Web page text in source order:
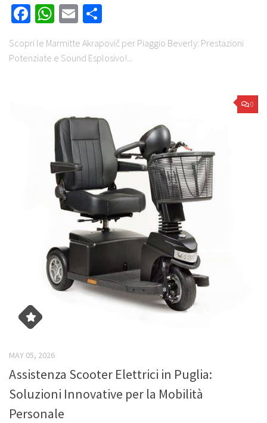
Facebook
WhatsApp
Email
Scopri le Marmitte Akrapovič per Piaggio Beverly: Prestazioni
Potenziate e Sound Esplosivo!...
0
MAY 05, 2026
Assistenza Scooter Elettrici in Puglia:
Soluzioni Innovative per la Mobilità
Personale